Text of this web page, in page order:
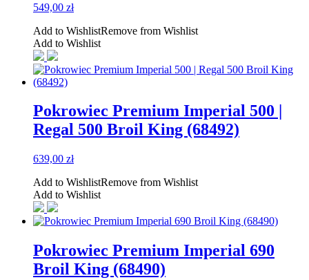
549,00 zł
Add to WishlistRemove from Wishlist
Add to Wishlist
Pokrowiec Premium Imperial 500 |
Regal 500 Broil King (68492)
639,00 zł
Add to WishlistRemove from Wishlist
Add to Wishlist
Pokrowiec Premium Imperial 690
Broil King (68490)